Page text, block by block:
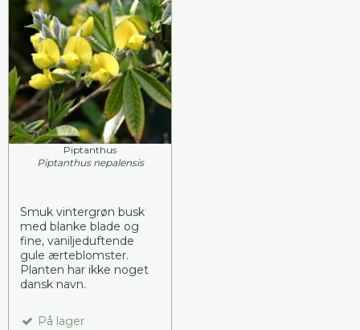
Piptanthus
Piptanthus nepalensis
Smuk vintergrøn busk
med blanke blade og
fine, vaniljeduftende
gule ærteblomster.
Planten har ikke noget
dansk navn.
På lager